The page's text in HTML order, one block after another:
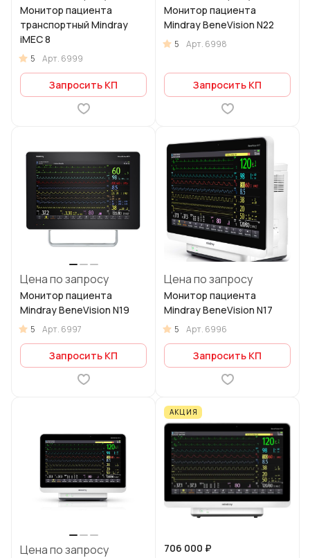
Монитор пациента
транспортный Mindray
iMEC 8
5 Арт. 6999
Запросить КП
Монитор пациента
Mindray BeneVision N22
5 Арт. 6998
Запросить КП
Цена по запросу
Монитор пациента
Mindray BeneVision N19
5 Арт. 6997
Запросить КП
Цена по запросу
Монитор пациента
Mindray BeneVision N17
5 Арт. 6996
Запросить КП
Цена по запросу
АКЦИЯ
706 000 ₽